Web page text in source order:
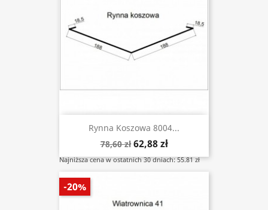
Rynna Koszowa 8004...
78,60 zł 62,88 zł
Najniższa cena w ostatnich 30 dniach: 55.81 zł
-20%